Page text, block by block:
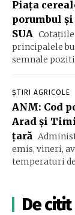
Piața
porumbul
SUA
principalele
semnale
ȘTIRI AGRICOLE
ANM: Cod
Arad şi
ţară
emis, vineri,
temperaturi
De citit